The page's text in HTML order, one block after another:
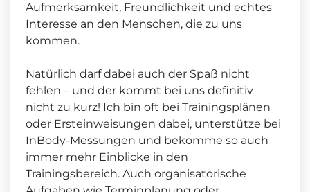
Aufmerksamkeit, Freundlichkeit und echtes
Interesse an den Menschen, die zu uns
kommen.
Natürlich darf dabei auch der Spaß nicht
fehlen – und der kommt bei uns definitiv
nicht zu kurz! Ich bin oft bei Trainingsplänen
oder Ersteinweisungen dabei, unterstütze bei
InBody-Messungen und bekomme so auch
immer mehr Einblicke in den
Trainingsbereich. Auch organisatorische